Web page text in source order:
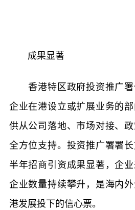
成果显著
香港特区政府投资推广署
企业在港设立或扩展业务的
供从公司落地、市场对接、
全方位支持。投资推广署署
半年招商引资成果显著，企
企业数量持续攀升，是海内
港发展投下的信心票。